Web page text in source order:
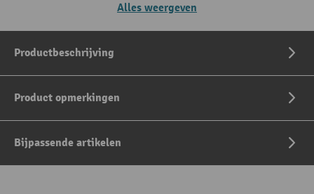
Alles weergeven
Productbeschrijving
Product opmerkingen
Bijpassende artikelen